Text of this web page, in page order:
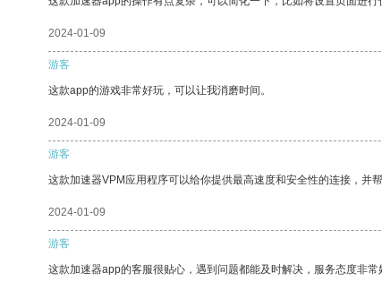
2024-01-09
游客
这款app的游戏非常好玩，可以让我消磨时间。
2024-01-09
游客
这款加速器VPM应用程序可以给你提供最高速度和安全性的连接，并
2024-01-09
游客
这款加速器app的客服很贴心，遇到问题都能及时解决，服务态度非常